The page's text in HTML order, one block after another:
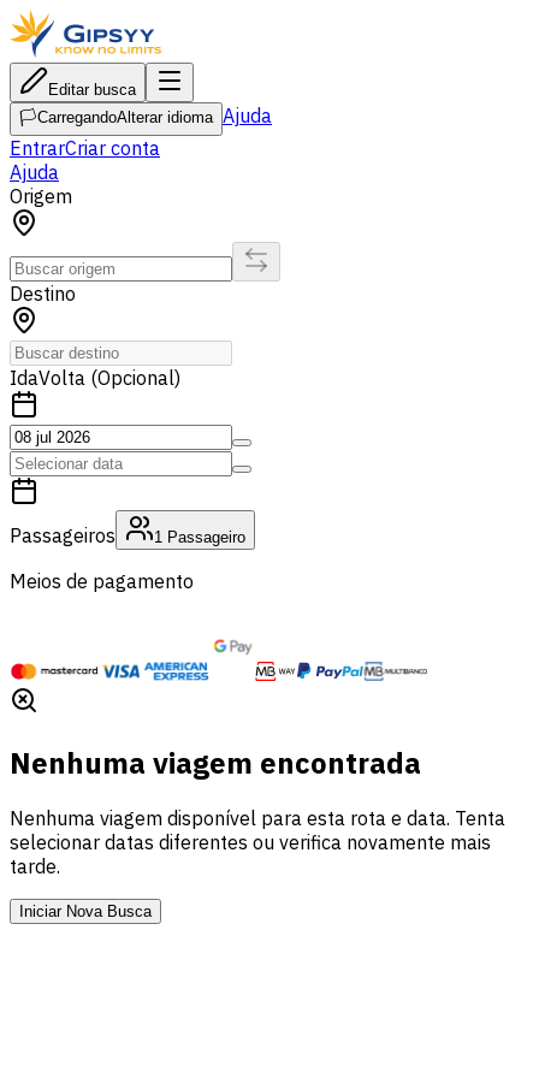
Editar busca
🏳️CarregandoAlterar idioma Ajuda
EntrarCriar conta
Ajuda
Origem
Destino
IdaVolta (Opcional)
Passageiros 1 Passageiro
Meios de pagamento
Nenhuma viagem encontrada
Nenhuma viagem disponível para esta rota e data. Tenta
selecionar datas diferentes ou verifica novamente mais
tarde.
Iniciar Nova Busca